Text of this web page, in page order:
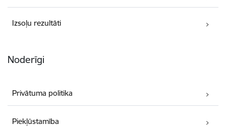
Izsoļu rezultāti
Noderīgi
Privātuma politika
Piekļūstamība